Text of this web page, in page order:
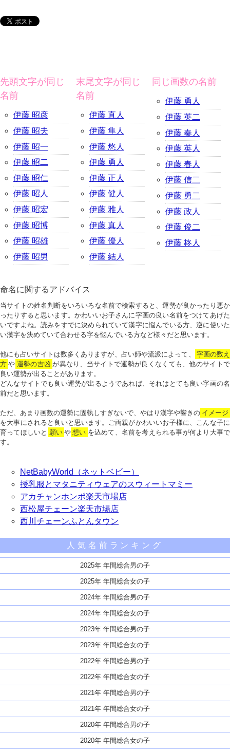
先頭文字が同じ
名前
伊藤 昭彦
伊藤 昭夫
伊藤 昭一
伊藤 昭二
伊藤 昭仁
伊藤 昭人
伊藤 昭宏
伊藤 昭博
伊藤 昭雄
伊藤 昭男
末尾文字が同じ
名前
伊藤 直人
伊藤 隼人
伊藤 悠人
伊藤 勇人
伊藤 正人
伊藤 健人
伊藤 雅人
伊藤 真人
伊藤 優人
伊藤 結人
同じ画数の名前
伊藤 勇人
伊藤 英二
伊藤 奏人
伊藤 英人
伊藤 春人
伊藤 信二
伊藤 勇二
伊藤 政人
伊藤 俊二
伊藤 柊人
命名に関するアドバイス
当サイトの姓名判断をいろいろな名前で検索すると、運勢が良かったり悪か
ったりすると思います。かわいいお子さんに字画の良い名前をつけてあげた
いですよね。読みをすでに決められていて漢字に悩んでいる方、逆に使いた
い漢字を決めていて合わせる字を悩んでいる方など様々だと思います。
他にも占いサイトは数多くありますが、占い師や流派によって、
字画の数え
方 や 運勢の吉凶 が異なり、当サイトで運勢が良くなくても、他のサイトで
良い運勢が出ることがあります。
どんなサイトでも良い運勢が出るようであれば、それはとても良い字画の名
前だと思います。
ただ、あまり画数の運勢に固執しすぎないで、やはり漢字や響きの イメージ
を大事にされると良いと思います。ご両親がかわいいお子様に、こんな子に
育ってほしいと 願い や 想い を込めて、名前を考えられる事が何より大事で
す。
NetBabyWorld（ネットベビー）
授乳服とマタニティウェアのスウィートマミー
アカチャンホンポ楽天市場店
西松屋チェーン楽天市場店
西川チェーンふとんタウン
人気名前ランキング
2025年 年間総合男の子
2025年 年間総合女の子
2024年 年間総合男の子
2024年 年間総合女の子
2023年 年間総合男の子
2023年 年間総合女の子
2022年 年間総合男の子
2022年 年間総合女の子
2021年 年間総合男の子
2021年 年間総合女の子
2020年 年間総合男の子
2020年 年間総合女の子